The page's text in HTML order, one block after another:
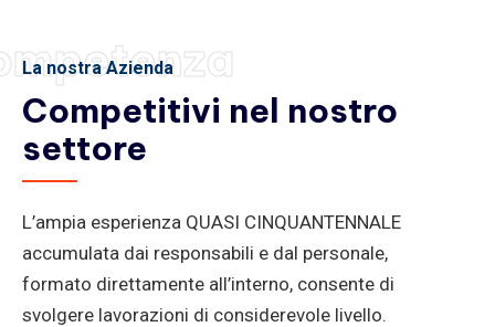
La nostra Azienda
Competitivi nel nostro
settore
L’ampia esperienza QUASI CINQUANTENNALE
accumulata dai responsabili e dal personale,
formato direttamente all’interno, consente di
svolgere lavorazioni di considerevole livello.